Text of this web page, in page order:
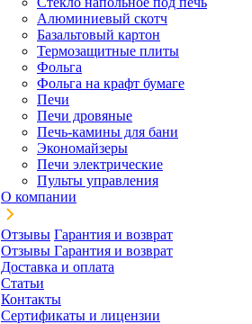
Алюминиевый скотч
Базальтовый картон
Термозащитные плиты
Фольга
Фольга на крафт бумаге
Печи
Печи дровяные
Печь-камины для бани
Экономайзеры
Печи электрические
Пульты управления
О компании
Отзывы Гарантия и возврат
Отзывы Гарантия и возврат
Доставка и оплата
Статьи
Контакты
Сертификаты и лицензии